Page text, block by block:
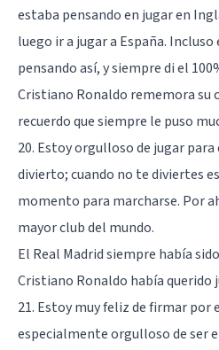
estaba pensando en jugar en
luego ir a jugar a España.
pensando así, y siempre di el
Cristiano Ronaldo rememora su
recuerdo que siempre le puso
20. Estoy orgulloso de jugar
divierto; cuando no te diviertes
momento para marcharse. Por
mayor club del mundo.
El Real Madrid siempre había
Cristiano Ronaldo había querido
21. Estoy muy feliz de firmar por
especialmente orgulloso de ser